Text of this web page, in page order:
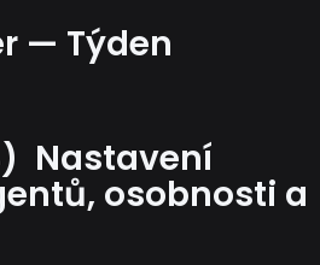
— Týden
Nastavení
osobnosti a